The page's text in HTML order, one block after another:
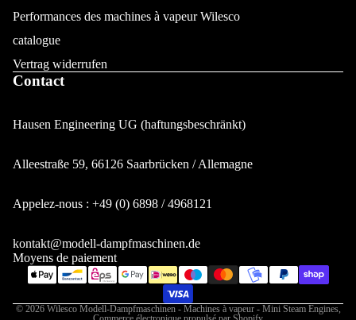
Performances des machines à vapeur Wilesco
catalogue
Vertrag widerrufen
Contact
Hausen Engineering UG (haftungsbeschränkt)
Alleestraße 59, 66126 Saarbrücken / Allemagne
Appelez-nous : +49 (0) 6898 / 4968121
kontakt@modell-dampfmaschinen.de
Moyens de paiement
© 2026 Wilesco Modell-Dampfmaschinen - Machines à vapeur - Mini Steam Engines,
Mentions légales
Conditions d’utilisation
Politique de remboursement